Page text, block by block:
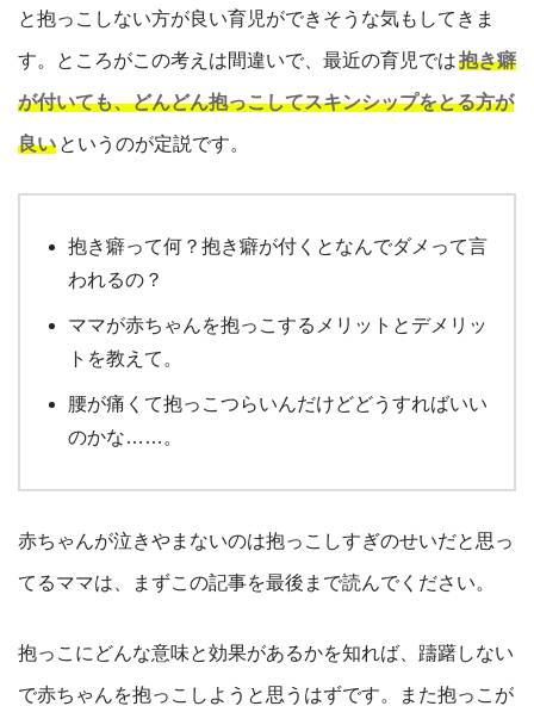
と抱っこしない方が良い育児ができそうな気もしてきま
す。ところがこの考えは間違いで、最近の育児では抱き癖
が付いても、どんどん抱っこしてスキンシップをとる方が
良い というのが定説です。
抱き癖って何？抱き癖が付くとなんでダメって言
われるの？
ママが赤ちゃんを抱っこするメリットとデメリッ
トを教えて。
腰が痛くて抱っこつらいんだけどどうすればいい
のかな……。
赤ちゃんが泣きやまないのは抱っこしすぎのせいだと思っ
てるママは、まずこの記事を最後まで読んでください。
抱っこにどんな意味と効果があるかを知れば、躊躇しない
で赤ちゃんを抱っこしようと思うはずです。また抱っこが